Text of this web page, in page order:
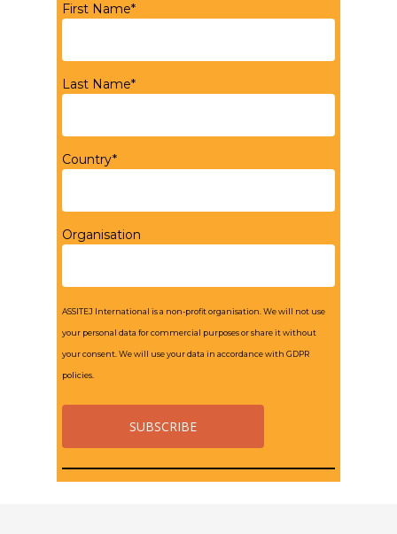
First Name*
Last Name*
Country*
Organisation
ASSITEJ International is a non-profit organisation. We will not use
your personal data for commercial purposes or share it without
your consent. We will use your data in accordance with GDPR
policies.